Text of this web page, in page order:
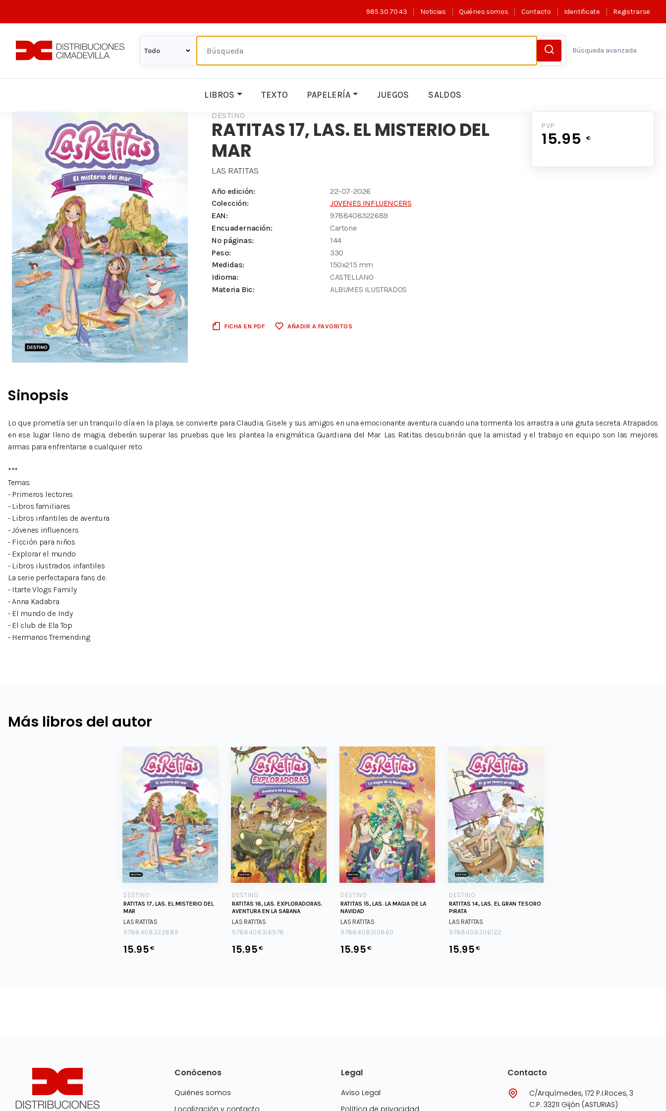
985 30 70 43 Noticias Quiénes somos Contacto Identificate Registrarse
Búsqueda avanzada
LIBROS TEXTO PAPELERÍA JUEGOS SALDOS
DESTINO
RATITAS 17, LAS. EL MISTERIO DEL
MAR
LAS RATITAS
Año edición:
22-07-2026
Colección:
JOVENES INFLUENCERS
EAN:
9788408322689
Encuadernación:
Cartone
Nº páginas:
144
Peso:
330
Medidas:
150x215 mm
Idioma:
CASTELLANO
Materia Bic:
ALBUMES ILUSTRADOS
FICHA EN PDF AÑADIR A FAVORITOS
PVP
15.95 €
Sinopsis
Lo que prometía ser un tranquilo día en la playa, se convierte para Claudia, Gisele y sus amigos en una emocionante aventura cuando una tormenta los arrastra a una gruta secreta. Atrapados
en ese lugar lleno de magia, deberán superar las pruebas que les plantea la enigmática Guardiana del Mar. Las Ratitas descubrirán que la amistad y el trabajo en equipo son las mejores
armas para enfrentarse a cualquier reto.
***
Temas:
- Primeros lectores
- Libros familiares
- Libros infantiles de aventura
- Jóvenes influencers
- Ficción para niños
- Explorar el mundo
- Libros ilustrados infantiles
La serie perfectapara fans de:
- Itarte Vlogs Family
- Anna Kadabra
- El mundo de Indy
- El club de Ela Top
- Hermanos Tremending
Más libros del autor
DESTINO
RATITAS 17, LAS. EL MISTERIO DEL
MAR
LAS RATITAS
9788408322689
15.95€
DESTINO
RATITAS 16, LAS. EXPLORADORAS.
AVENTURA EN LA SABANA
LAS RATITAS
9788408316978
15.95€
DESTINO
RATITAS 15, LAS. LA MAGIA DE LA
NAVIDAD
LAS RATITAS
9788408310860
15.95€
DESTINO
RATITAS 14, LAS. EL GRAN TESORO
PIRATA
LAS RATITAS
9788408306122
15.95€
Conócenos
Quiénes somos
Localización y contacto
Legal
Aviso Legal
Política de privacidad
Contacto
C/Arquímedes, 172 P.I.Roces, 3
C.P. 33211 Gijón (ASTURIAS)